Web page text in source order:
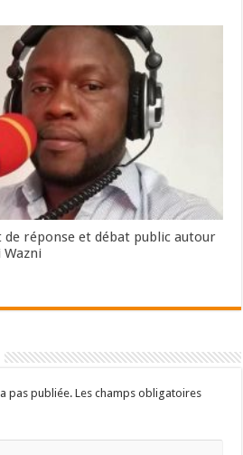
de réponse et débat public autour
Wazni
pas publiée. Les champs obligatoires